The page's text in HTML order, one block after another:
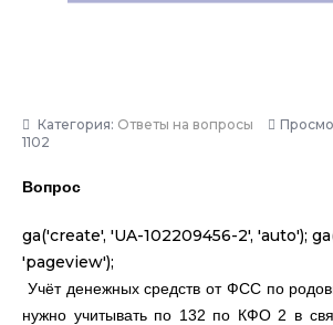
Категория: Ответы на вопросы
1102
Вопрос
ga('create', 'UA-102209456-2', 'auto');
'pageview');
Учёт денежных средств от ФСС по
нужно учитывать по 132 по КФО 2 в